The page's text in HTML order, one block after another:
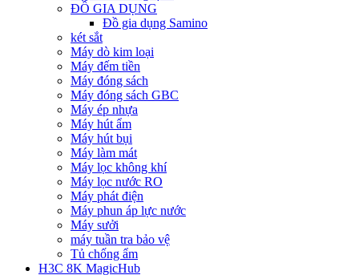
ĐỒ GIA DỤNG
Đồ gia dụng Samino
két sắt
Máy dò kim loại
Máy đếm tiền
Máy đóng sách
Máy đóng sách GBC
Máy ép nhựa
Máy hút ẩm
Máy hút bụi
Máy làm mát
Máy lọc không khí
Máy lọc nước RO
Máy phát điện
Máy phun áp lực nước
Máy sưởi
máy tuần tra bảo vệ
Tủ chống ẩm
H3C 8K MagicHub